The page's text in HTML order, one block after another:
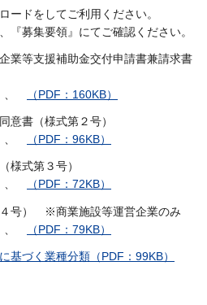
ードをしてご利用ください。
『募集要領』にてご確認ください。
業等支援補助金交付申請書兼請求書
（PDF：160KB）
意書（様式第２号）
（PDF：96KB）
様式第３号）
、 （PDF：72KB）
号） ※商業施設等運営企業のみ
（PDF：79KB）
基づく業種分類（PDF：99KB）